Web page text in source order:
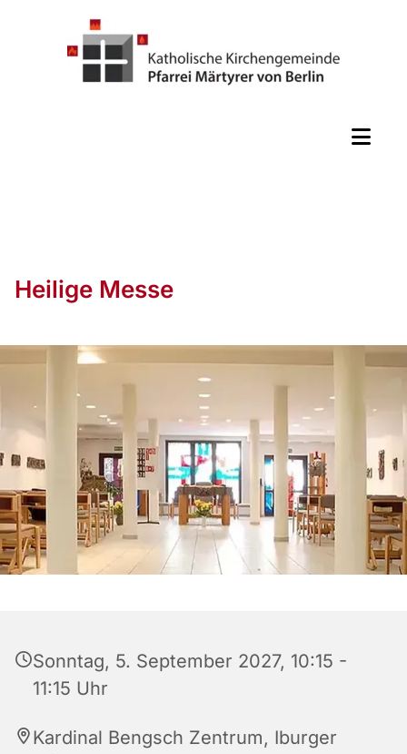
Heilige Messe
Sonntag, 5. September 2027, 10:15 -
11:15 Uhr
Kardinal Bengsch Zentrum, Iburger